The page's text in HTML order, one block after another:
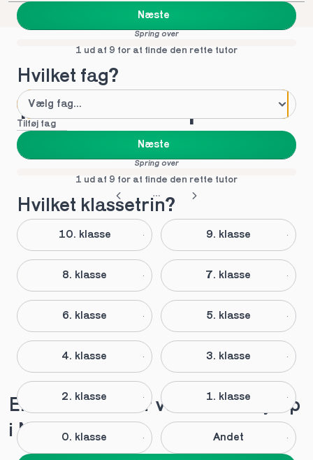
Næste
Spring over
1 ud af 9 for at finde den rette tutor
Hvilket fag?
Tilføj fag
Næste
Spring over
1 ud af 9 for at finde den rette tutor
Hvilket klassetrin?
10. klasse 9. klasse
8. klasse 7. klasse
6. klasse 5. klasse
4. klasse 3. klasse
2. klasse 1. klasse
0. klasse Andet
Mød vores top tutors
i Natur-teknik
Elever anbefaler vores lektiehjælp
i Natur-teknik